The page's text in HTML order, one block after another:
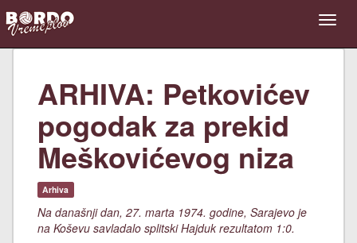
ARHIVA: Petkovićev
pogodak za prekid
Meškovićevog niza
Arhiva
Na današnji dan, 27. marta 1974. godine, Sarajevo je
na Koševu savladalo splitski Hajduk rezultatom 1:0.